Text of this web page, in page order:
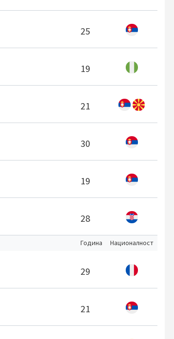
25
19
21
30
19
28
Година Националност
29
21